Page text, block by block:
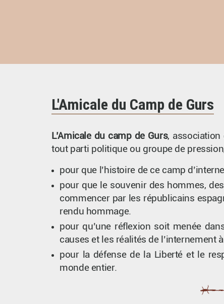
L'Amicale du Camp de Gurs
L’Amicale du camp de Gurs, association
tout parti politique ou groupe de
pour que l’histoire de ce camp
pour que le souvenir des hommes,
commencer par les républicains
rendu hommage.
pour qu’une réflexion soit menée
causes et les réalités de l’internement
pour la défense de la Liberté et le
monde entier.